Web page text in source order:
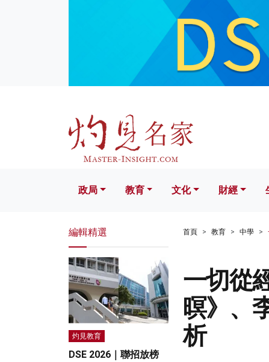
文化 財經 生活
政局 教育 文化 財經
首頁 教育 中學
一切從
暝》、
析
編輯精選
灼見教育
DSE 2026｜聯招放榜